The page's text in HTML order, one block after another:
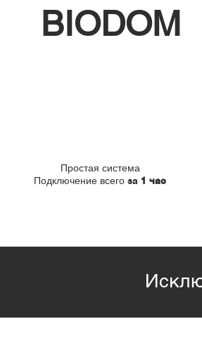
BIODOM
Простая система
Подключение всего за 1 час